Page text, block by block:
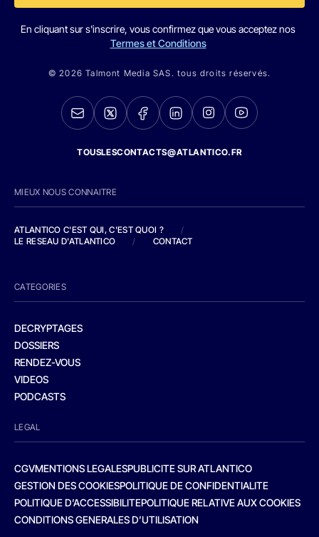
En cliquant sur s'inscrire, vous confirmez que vous acceptez nos
Termes et Conditions
© 2026 Talmont Media SAS. tous droits réservés.
TOUSLESCONTACTS@ATLANTICO.FR
MIEUX NOUS CONNAITRE
ATLANTICO C'EST QUI, C'EST QUOI ?
/
LE RESEAU D'ATLANTICO
/ CONTACT
CATEGORIES
DECRYPTAGES
DOSSIERS
RENDEZ-VOUS
VIDEOS
PODCASTS
LEGAL
CGVMENTIONS LEGALESPUBLICITE SUR ATLANTICO
GESTION DES COOKIESPOLITIQUE DE CONFIDENTIALITE
POLITIQUE D’ACCESSIBILITEPOLITIQUE RELATIVE AUX COOKIES
CONDITIONS GENERALES D’UTILISATION